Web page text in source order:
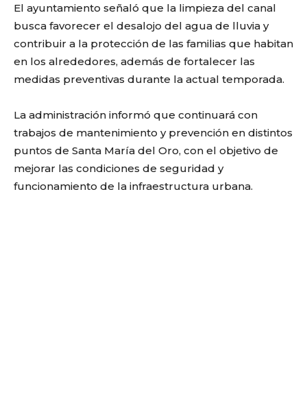
El ayuntamiento señaló que la limpieza del canal
busca favorecer el desalojo del agua de lluvia y
contribuir a la protección de las familias que habitan
en los alrededores, además de fortalecer las
medidas preventivas durante la actual temporada.
La administración informó que continuará con
trabajos de mantenimiento y prevención en distintos
puntos de Santa María del Oro, con el objetivo de
mejorar las condiciones de seguridad y
funcionamiento de la infraestructura urbana.